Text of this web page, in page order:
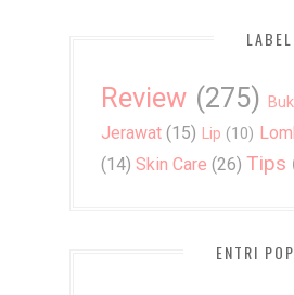
Review (275)
Jerawat (15) Lip (10)
(14) Skin Care (26) Tips
ENTRI